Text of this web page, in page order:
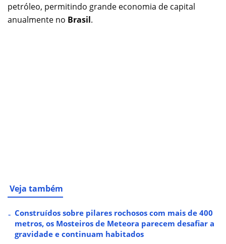
petróleo, permitindo grande economia de capital
anualmente no Brasil.
Veja também
Construídos sobre pilares rochosos com mais de 400
metros, os Mosteiros de Meteora parecem desafiar a
gravidade e continuam habitados